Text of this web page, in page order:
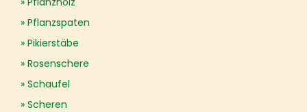
Pflanzspaten
Pikierstäbe
Rosenschere
Schaufel
Scheren